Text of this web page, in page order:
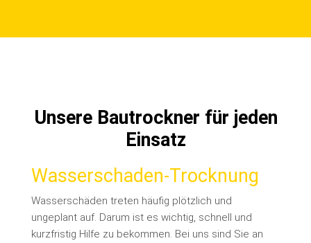
Unsere Bautrockner für jeden
Einsatz
Wasserschaden-Trocknung
Wasserschäden treten häufig plötzlich und
ungeplant auf. Darum ist es wichtig, schnell und
kurzfristig Hilfe zu bekommen. Bei uns sind Sie an